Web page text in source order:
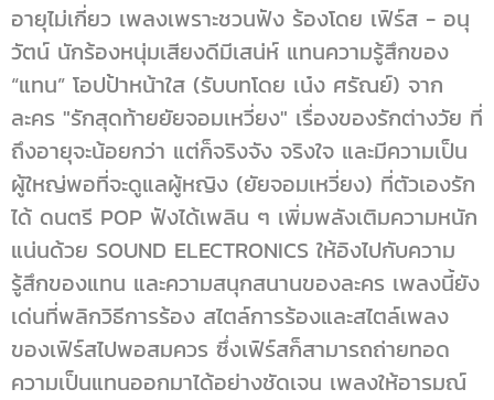
อายุไม่เกี่ยว เพลงเพราะชวนฟัง ร้องโดย เฟิร์ส - อนุ
วัตน์ นักร้องหนุ่มเสียงดีมีเสน่ห์ แทนความรู้สึกของ
“แทน” โอปป้าหน้าใส (รับบทโดย เน๋ง ศรัณย์) จาก
ละคร "รักสุดท้ายยัยจอมเหวี่ยง" เรื่องของรักต่างวัย ที่
ถึงอายุจะน้อยกว่า แต่ก็จริงจัง จริงใจ และมีความเป็น
ผู้ใหญ่พอที่จะดูแลผู้หญิง (ยัยจอมเหวี่ยง) ที่ตัวเองรัก
ได้ ดนตรี POP ฟังได้เพลิน ๆ เพิ่มพลังเติมความหนัก
แน่นด้วย SOUND ELECTRONICS ให้อิงไปกับความ
รู้สึกของแทน และความสนุกสนานของละคร เพลงนี้ยัง
เด่นที่พลิกวิธีการร้อง สไตล์การร้องและสไตล์เพลง
ของเฟิร์สไปพอสมควร ซึ่งเฟิร์สก็สามารถถ่ายทอด
ความเป็นแทนออกมาได้อย่างชัดเจน เพลงให้อารมณ์